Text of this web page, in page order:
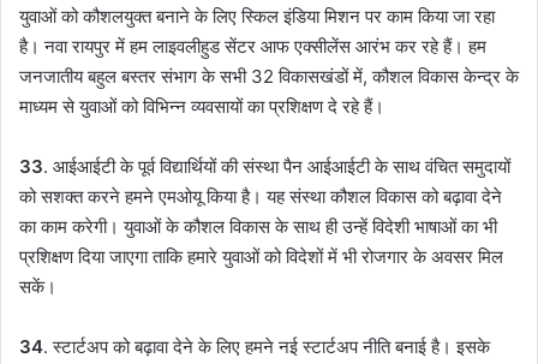
युवाओं को कौशलयुक्त बनाने के लिए स्किल इंडिया मिशन पर काम किया जा रहा
है। नवा रायपुर में हम लाइवलीहुड सेंटर आफ एक्सीलेंस आरंभ कर रहे हैं। हम
जनजातीय बहुल बस्तर संभाग के सभी 32 विकासखंडों में, कौशल विकास केन्द्र के
माध्यम से युवाओं को विभिन्न व्यवसायों का प्रशिक्षण दे रहे हैं।
33. आईआईटी के पूर्व विद्यार्थियों की संस्था पैन आईआईटी के साथ वंचित समुदायों
को सशक्त करने हमने एमओयू किया है। यह संस्था कौशल विकास को बढ़ावा देने
का काम करेगी। युवाओं के कौशल विकास के साथ ही उन्हें विदेशी भाषाओं का भी
प्रशिक्षण दिया जाएगा ताकि हमारे युवाओं को विदेशों में भी रोजगार के अवसर मिल
सकें।
34. स्टार्टअप को बढ़ावा देने के लिए हमने नई स्टार्टअप नीति बनाई है। इसके